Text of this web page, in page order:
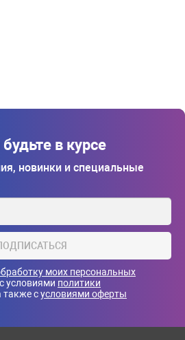
в курсе
новинки и специальные
моих персональных
условиями политики
также сусловиями оферты